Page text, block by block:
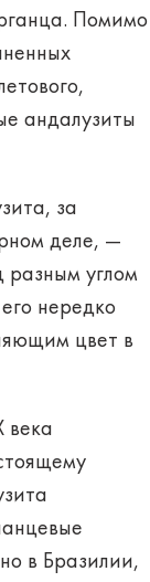
Помимо
андалузиты
за
деле, —
разным углом
нередко
цвет в
века
в Бразилии,